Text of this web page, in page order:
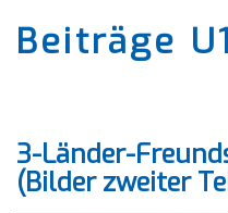
Beiträge
3-Länder-
(Bilder zweiter